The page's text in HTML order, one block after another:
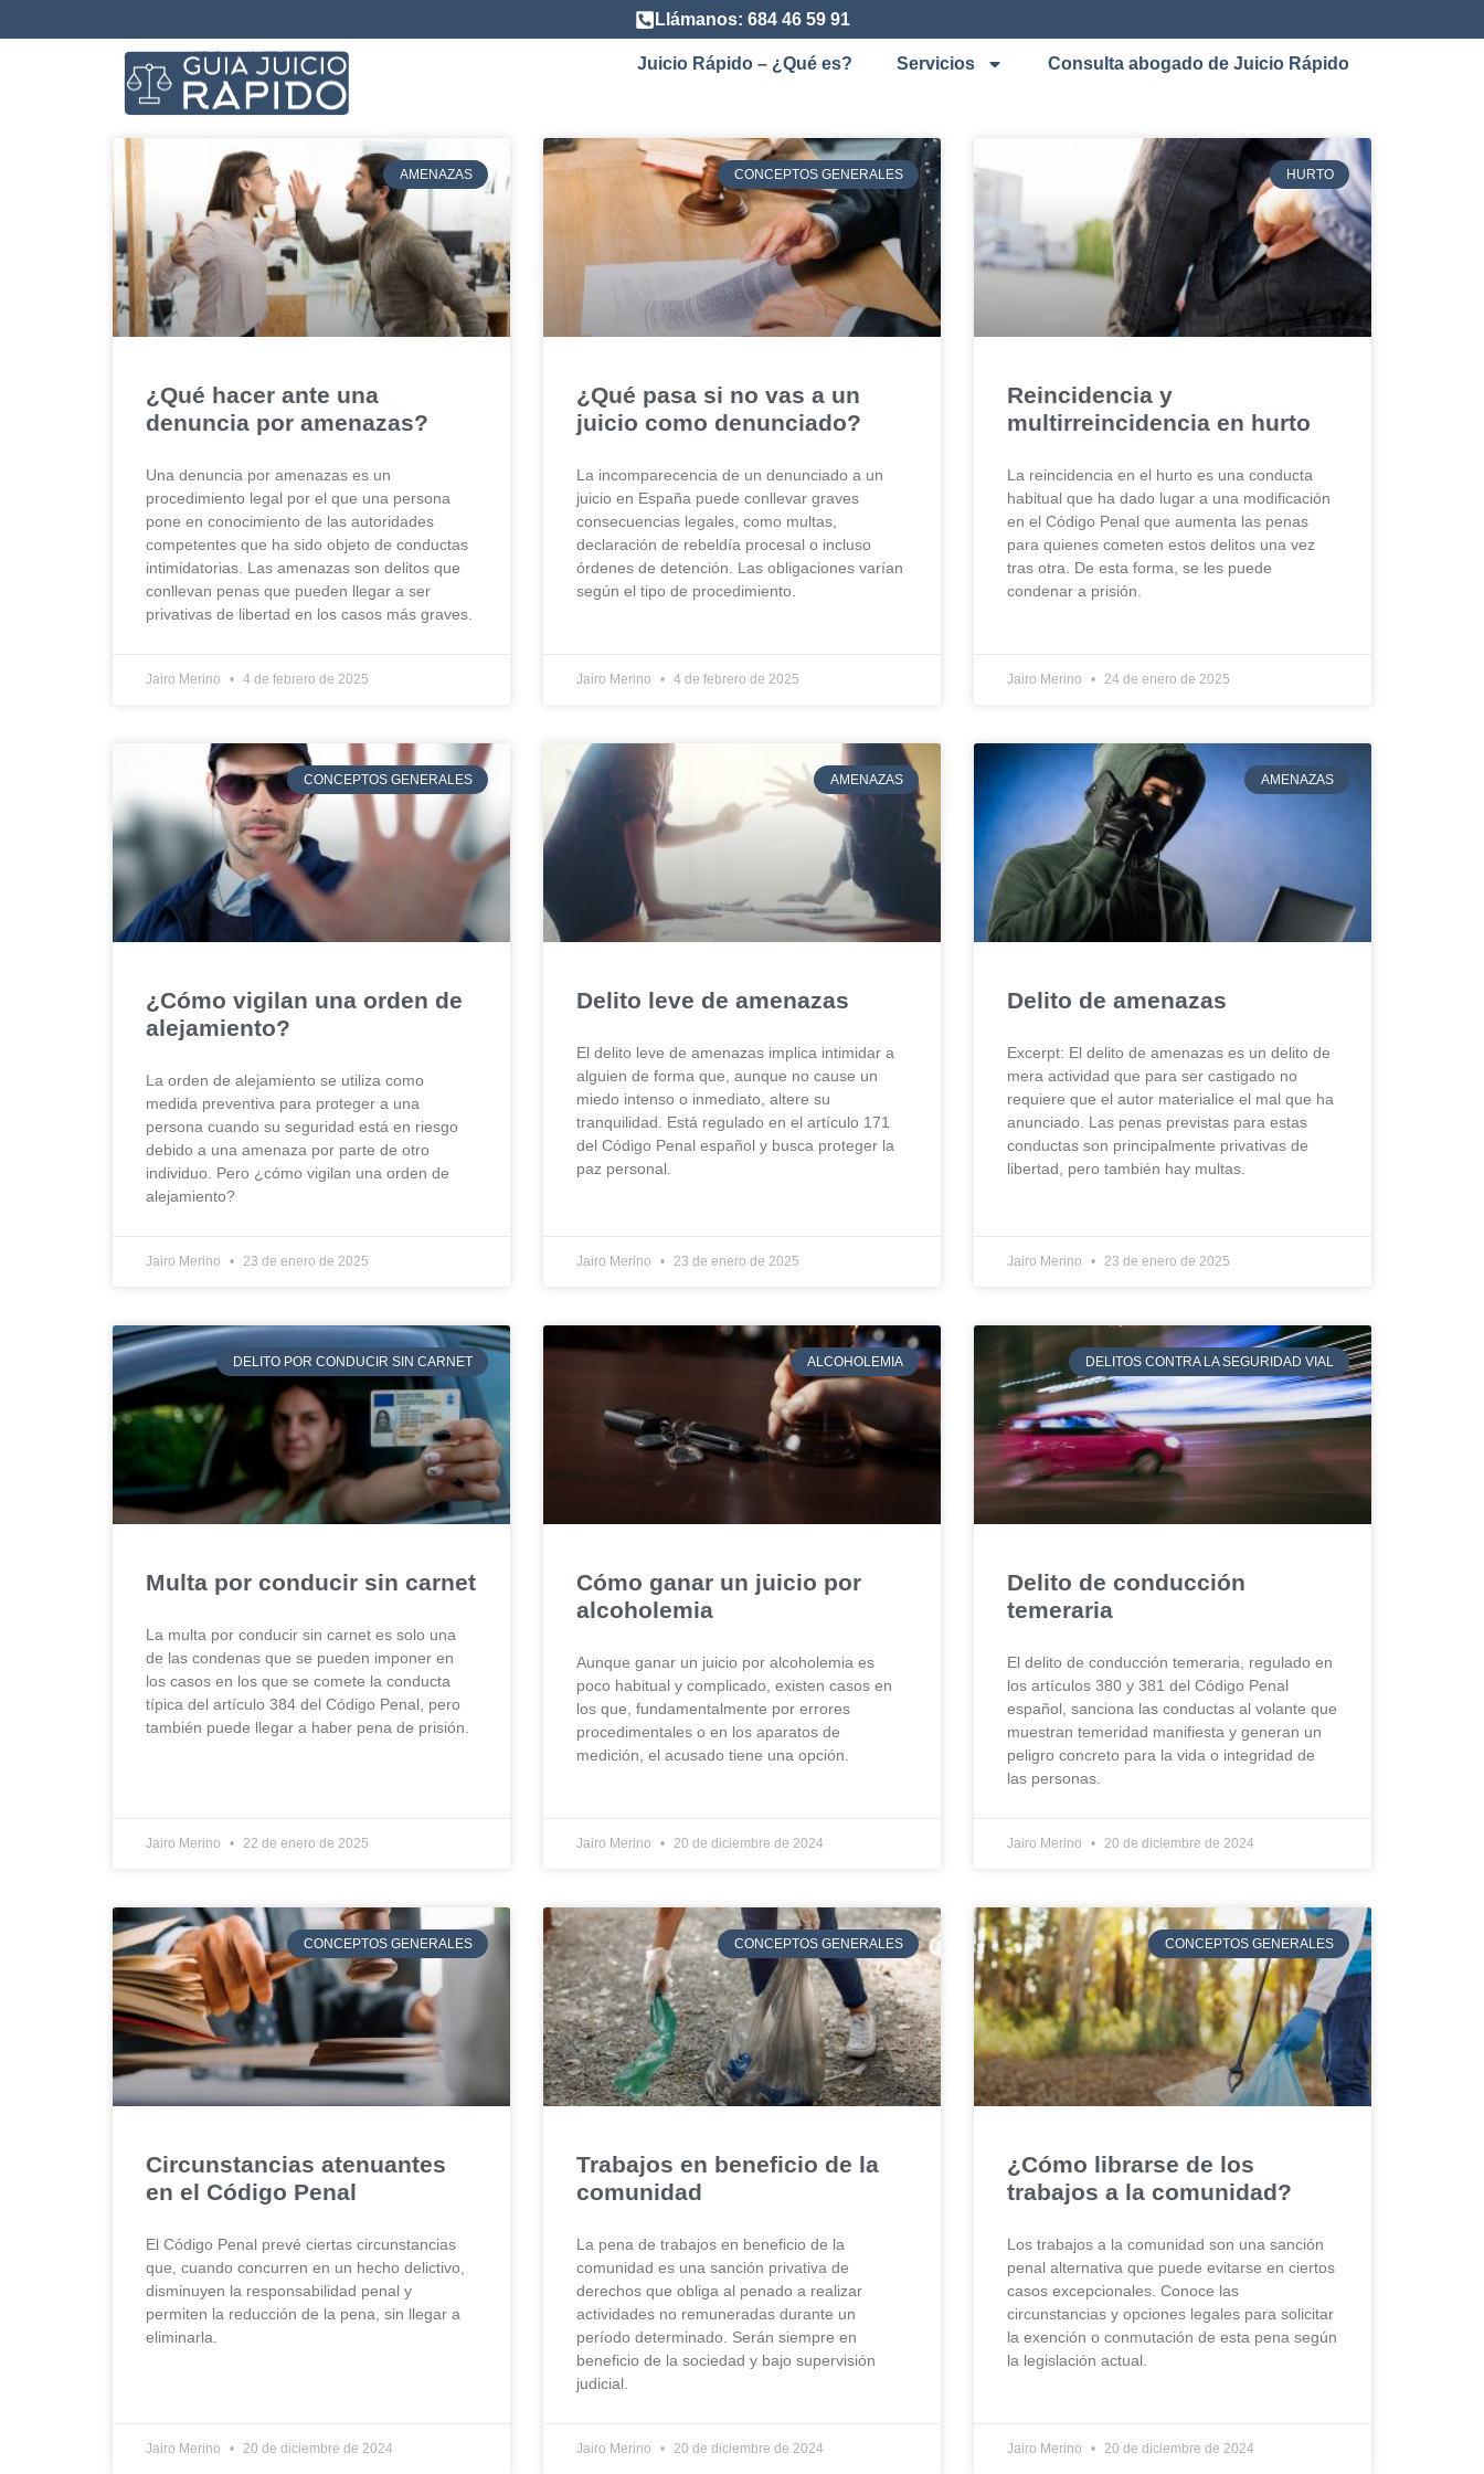
Llámanos: 684 46 59 91
Juicio Rápido – ¿Qué es? Servicios Consulta abogado de Juicio Rápido
AMENAZAS
¿Qué hacer ante una
denuncia por amenazas?
Una denuncia por amenazas es un
procedimiento legal por el que una persona
pone en conocimiento de las autoridades
competentes que ha sido objeto de conductas
intimidatorias. Las amenazas son delitos que
conllevan penas que pueden llegar a ser
privativas de libertad en los casos más graves.
Jairo Merino 4 de febrero de 2025
CONCEPTOS GENERALES
¿Qué pasa si no vas a un
juicio como denunciado?
La incomparecencia de un denunciado a un
juicio en España puede conllevar graves
consecuencias legales, como multas,
declaración de rebeldía procesal o incluso
órdenes de detención. Las obligaciones varían
según el tipo de procedimiento.
Jairo Merino 4 de febrero de 2025
HURTO
Reincidencia y
multirreincidencia en hurto
La reincidencia en el hurto es una conducta
habitual que ha dado lugar a una modificación
en el Código Penal que aumenta las penas
para quienes cometen estos delitos una vez
tras otra. De esta forma, se les puede
condenar a prisión.
Jairo Merino 24 de enero de 2025
CONCEPTOS GENERALES
¿Cómo vigilan una orden de
alejamiento?
La orden de alejamiento se utiliza como
medida preventiva para proteger a una
persona cuando su seguridad está en riesgo
debido a una amenaza por parte de otro
individuo. Pero ¿cómo vigilan una orden de
alejamiento?
Jairo Merino 23 de enero de 2025
AMENAZAS
Delito leve de amenazas
El delito leve de amenazas implica intimidar a
alguien de forma que, aunque no cause un
miedo intenso o inmediato, altere su
tranquilidad. Está regulado en el artículo 171
del Código Penal español y busca proteger la
paz personal.
Jairo Merino 23 de enero de 2025
AMENAZAS
Delito de amenazas
Excerpt: El delito de amenazas es un delito de
mera actividad que para ser castigado no
requiere que el autor materialice el mal que ha
anunciado. Las penas previstas para estas
conductas son principalmente privativas de
libertad, pero también hay multas.
Jairo Merino 23 de enero de 2025
DELITO POR CONDUCIR SIN CARNET
Multa por conducir sin carnet
La multa por conducir sin carnet es solo una
de las condenas que se pueden imponer en
los casos en los que se comete la conducta
típica del artículo 384 del Código Penal, pero
también puede llegar a haber pena de prisión.
Jairo Merino 22 de enero de 2025
ALCOHOLEMIA
Cómo ganar un juicio por
alcoholemia
Aunque ganar un juicio por alcoholemia es
poco habitual y complicado, existen casos en
los que, fundamentalmente por errores
procedimentales o en los aparatos de
medición, el acusado tiene una opción.
Jairo Merino 20 de diciembre de 2024
DELITOS CONTRA LA SEGURIDAD VIAL
Delito de conducción
temeraria
El delito de conducción temeraria, regulado en
los artículos 380 y 381 del Código Penal
español, sanciona las conductas al volante que
muestran temeridad manifiesta y generan un
peligro concreto para la vida o integridad de
las personas.
Jairo Merino 20 de diciembre de 2024
CONCEPTOS GENERALES
Circunstancias atenuantes
en el Código Penal
El Código Penal prevé ciertas circunstancias
que, cuando concurren en un hecho delictivo,
disminuyen la responsabilidad penal y
permiten la reducción de la pena, sin llegar a
eliminarla.
Jairo Merino 20 de diciembre de 2024
CONCEPTOS GENERALES
Trabajos en beneficio de la
comunidad
La pena de trabajos en beneficio de la
comunidad es una sanción privativa de
derechos que obliga al penado a realizar
actividades no remuneradas durante un
período determinado. Serán siempre en
beneficio de la sociedad y bajo supervisión
judicial.
Jairo Merino 20 de diciembre de 2024
CONCEPTOS GENERALES
¿Cómo librarse de los
trabajos a la comunidad?
Los trabajos a la comunidad son una sanción
penal alternativa que puede evitarse en ciertos
casos excepcionales. Conoce las
circunstancias y opciones legales para solicitar
la exención o conmutación de esta pena según
la legislación actual.
Jairo Merino 20 de diciembre de 2024